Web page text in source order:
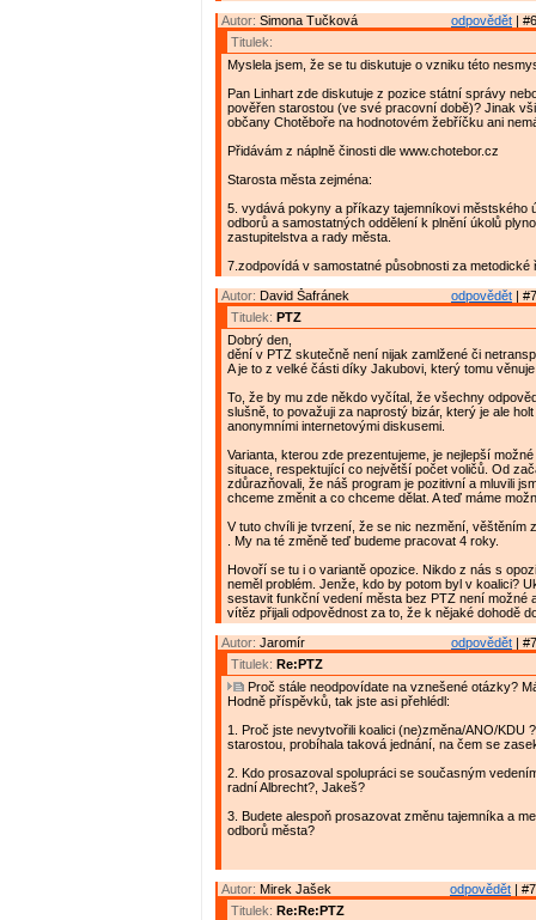
odpovědět |
Autor: Simona Tučková
Titulek:
Myslela jsem, že se tu diskutuje o vzniku této
Pan Linhart zde diskutuje z pozice státní správy
pověřen starostou (ve své pracovní době)? Jinak
občany Chotěboře na hodnotovém žebříčku ani
Přidávám z náplně činosti dle www.chotebor.cz
Starosta města zejména:
5. vydává pokyny a příkazy tajemníkovi městského
odborů a samostatných oddělení k plnění úkolů
zastupitelstva a rady města.
7.zodpovídá v samostatné působnosti za metodické
odpovědět |
Autor: David Šafránek
Titulek: PTZ
Dobrý den,
dění v PTZ skutečně není nijak zamlžené či
A je to z velké části díky Jakubovi, který tomu
To, že by mu zde někdo vyčítal, že všechny
slušně, to považuji za naprostý bizár, který je ale
anonymními internetovými diskusemi.
Varianta, kterou zde prezentujeme, je nejlepší
situace, respektující co největší počet voličů. Od
zdůrazňovali, že náš program je pozitivní a mluvili
chceme změnit a co chceme dělat. A teď máme
V tuto chvíli je tvrzení, že se nic nezmění, věštěním
. My na té změně teď budeme pracovat 4 roky.
Hovoří se tu i o variantě opozice. Nikdo z nás s
neměl problém. Jenže, kdo by potom byl v koalici?
sestavit funkční vedení města bez PTZ není možné
vítěz přijali odpovědnost za to, že k nějaké dohodě
odpovědět |
Autor: Jaromír
Titulek: Re:PTZ
Proč stále neodpovídate na vznešené otázky?
Hodně příspěvků, tak jste asi přehlédl:
1. Proč jste nevytvořili koalici (ne)změna/ANO/KDU
starostou, probíhala taková jednání, na čem se
2. Kdo prosazoval spolupráci se současným
radní Albrecht?, Jakeš?
3. Budete alespoň prosazovat změnu tajemníka a
odborů města?
odpovědět |
Autor: Mirek Jašek
Titulek: Re:Re:PTZ